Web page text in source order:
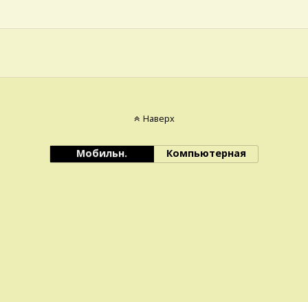
Наверх
Мобильн. Компьютерная